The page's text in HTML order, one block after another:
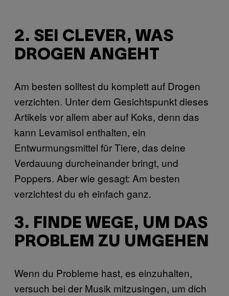
2. SEI CLEVER, WAS
DROGEN ANGEHT
Am besten solltest du komplett auf Drogen
verzichten. Unter dem Gesichtspunkt dieses
Artikels vor allem aber auf Koks, denn das
kann Levamisol enthalten, ein
Entwurmungsmittel für Tiere, das deine
Verdauung durcheinander bringt, und
Poppers. Aber wie gesagt: Am besten
verzichtest du eh einfach ganz.
3. FINDE WEGE, UM DAS
PROBLEM ZU UMGEHEN
Wenn du Probleme hast, es einzuhalten,
versuch bei der Musik mitzusingen, um dich